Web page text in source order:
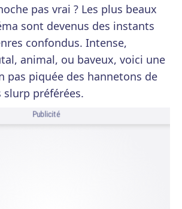
pas vrai ? Les plus beaux
sont devenus des instants
confondus. Intense,
animal, ou baveux, voici une
pas piquée des hannetons de
slurp préférées.
Publicité